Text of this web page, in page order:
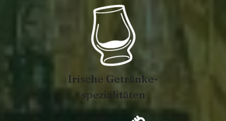
Irische Getränke-
spezialitäten